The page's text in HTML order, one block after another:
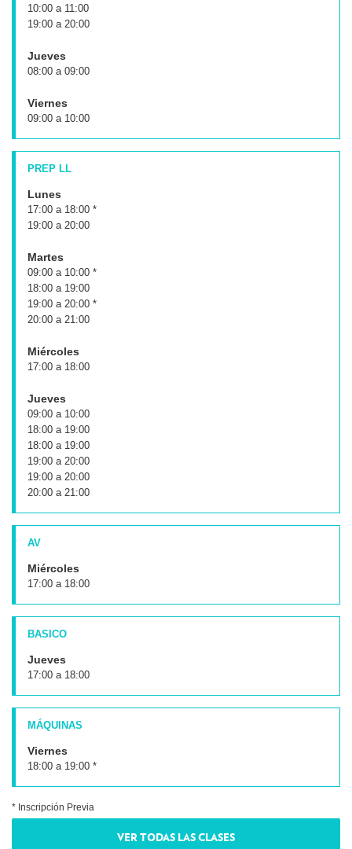
10:00 a 11:00
19:00 a 20:00
Jueves
08:00 a 09:00
Viernes
09:00 a 10:00
PREP LL
Lunes
17:00 a 18:00 *
19:00 a 20:00
Martes
09:00 a 10:00 *
18:00 a 19:00
19:00 a 20:00 *
20:00 a 21:00
Miércoles
17:00 a 18:00
Jueves
09:00 a 10:00
18:00 a 19:00
18:00 a 19:00
19:00 a 20:00
19:00 a 20:00
20:00 a 21:00
AV
Miércoles
17:00 a 18:00
BASICO
Jueves
17:00 a 18:00
MÁQUINAS
Viernes
18:00 a 19:00 *
* Inscripción Previa
VER TODAS LAS CLASES